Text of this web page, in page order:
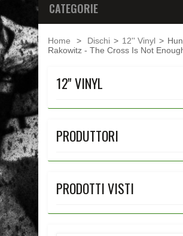
CATEGORIE
Home > Dischi > 12'' Vinyl >
Rakowitz - The Cross Is Not
12'' VINYL
PRODUTTORI
PRODOTTI VISTI